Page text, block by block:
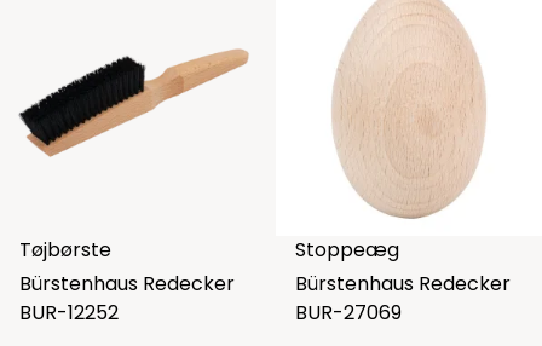
Tøjbørste
Bürstenhaus Redecker
BUR-12252
Stoppeæg
Bürstenhaus Redecker
BUR-27069